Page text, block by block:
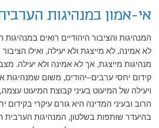
אי-אמון במנהיגות
המנהיגות והציבור היהודיים רואים
לא אמינה, לא מייצגת ולא יעילה, ואילו
מנהיגות מייצגת, אך לא אמינה ולא יעילה.
קידום יחסי ערבים–יהודים, משום שמנהיגות
ויעילה של המיעוט בעיני קבוצת המיעוט
הרוב ובעיני המדינה היא גורם עיקרי בקידום
בהיעדר שותפות בשלטון, המנהיגות הערבית